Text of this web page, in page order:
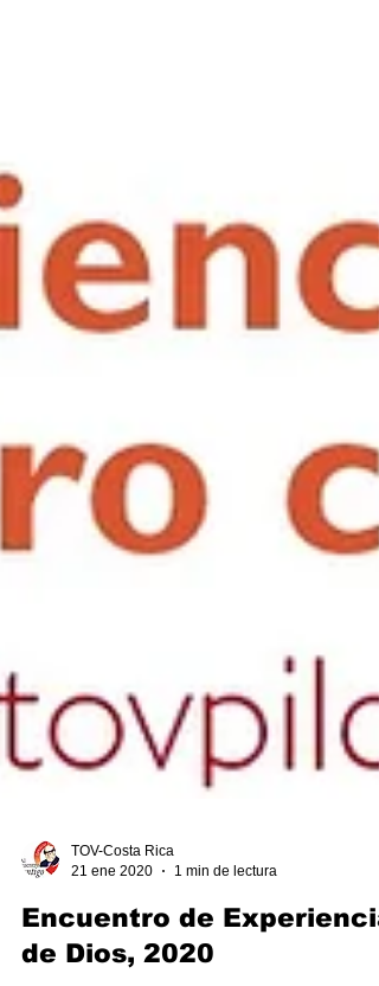
21 ene 2020
1 min de lectura
Encuentro de Experiencia